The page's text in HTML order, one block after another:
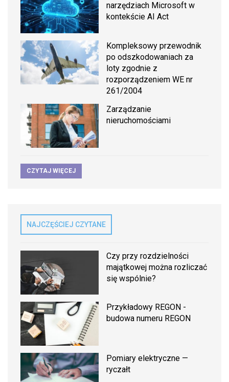
narzędziach Microsoft w
kontekście AI Act
Kompleksowy przewodnik
po odszkodowaniach za
loty zgodnie z
rozporządzeniem WE nr
261/2004
Zarządzanie
nieruchomościami
CZYTAJ WIĘCEJ
NAJCZĘŚCIEJ CZYTANE
Czy przy rozdzielności
majątkowej można rozliczać
się wspólnie?
Przykładowy REGON -
budowa numeru REGON
Pomiary elektryczne —
ryczałt